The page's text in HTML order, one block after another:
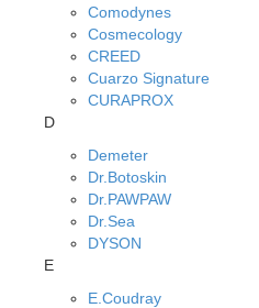
Comodynes
Cosmecology
CREED
Cuarzo Signature
CURAPROX
D
Demeter
Dr.Botoskin
Dr.PAWPAW
Dr.Sea
DYSON
E
E.Coudray